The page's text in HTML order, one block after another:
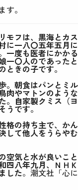
。
モフは、黒海とカス
に一八〇五年五月に
一度も医者にかかる
一〇人のであったと
きの子です。
。朝食はパンとミル
肉やマトンのような
。自家製クミス（ヨ
うです。
格の持ち主で、かん
して他人をうらやむ
空気と水が良いこと
四八年九月、ＮＨＫ
した。 潮文社「心に